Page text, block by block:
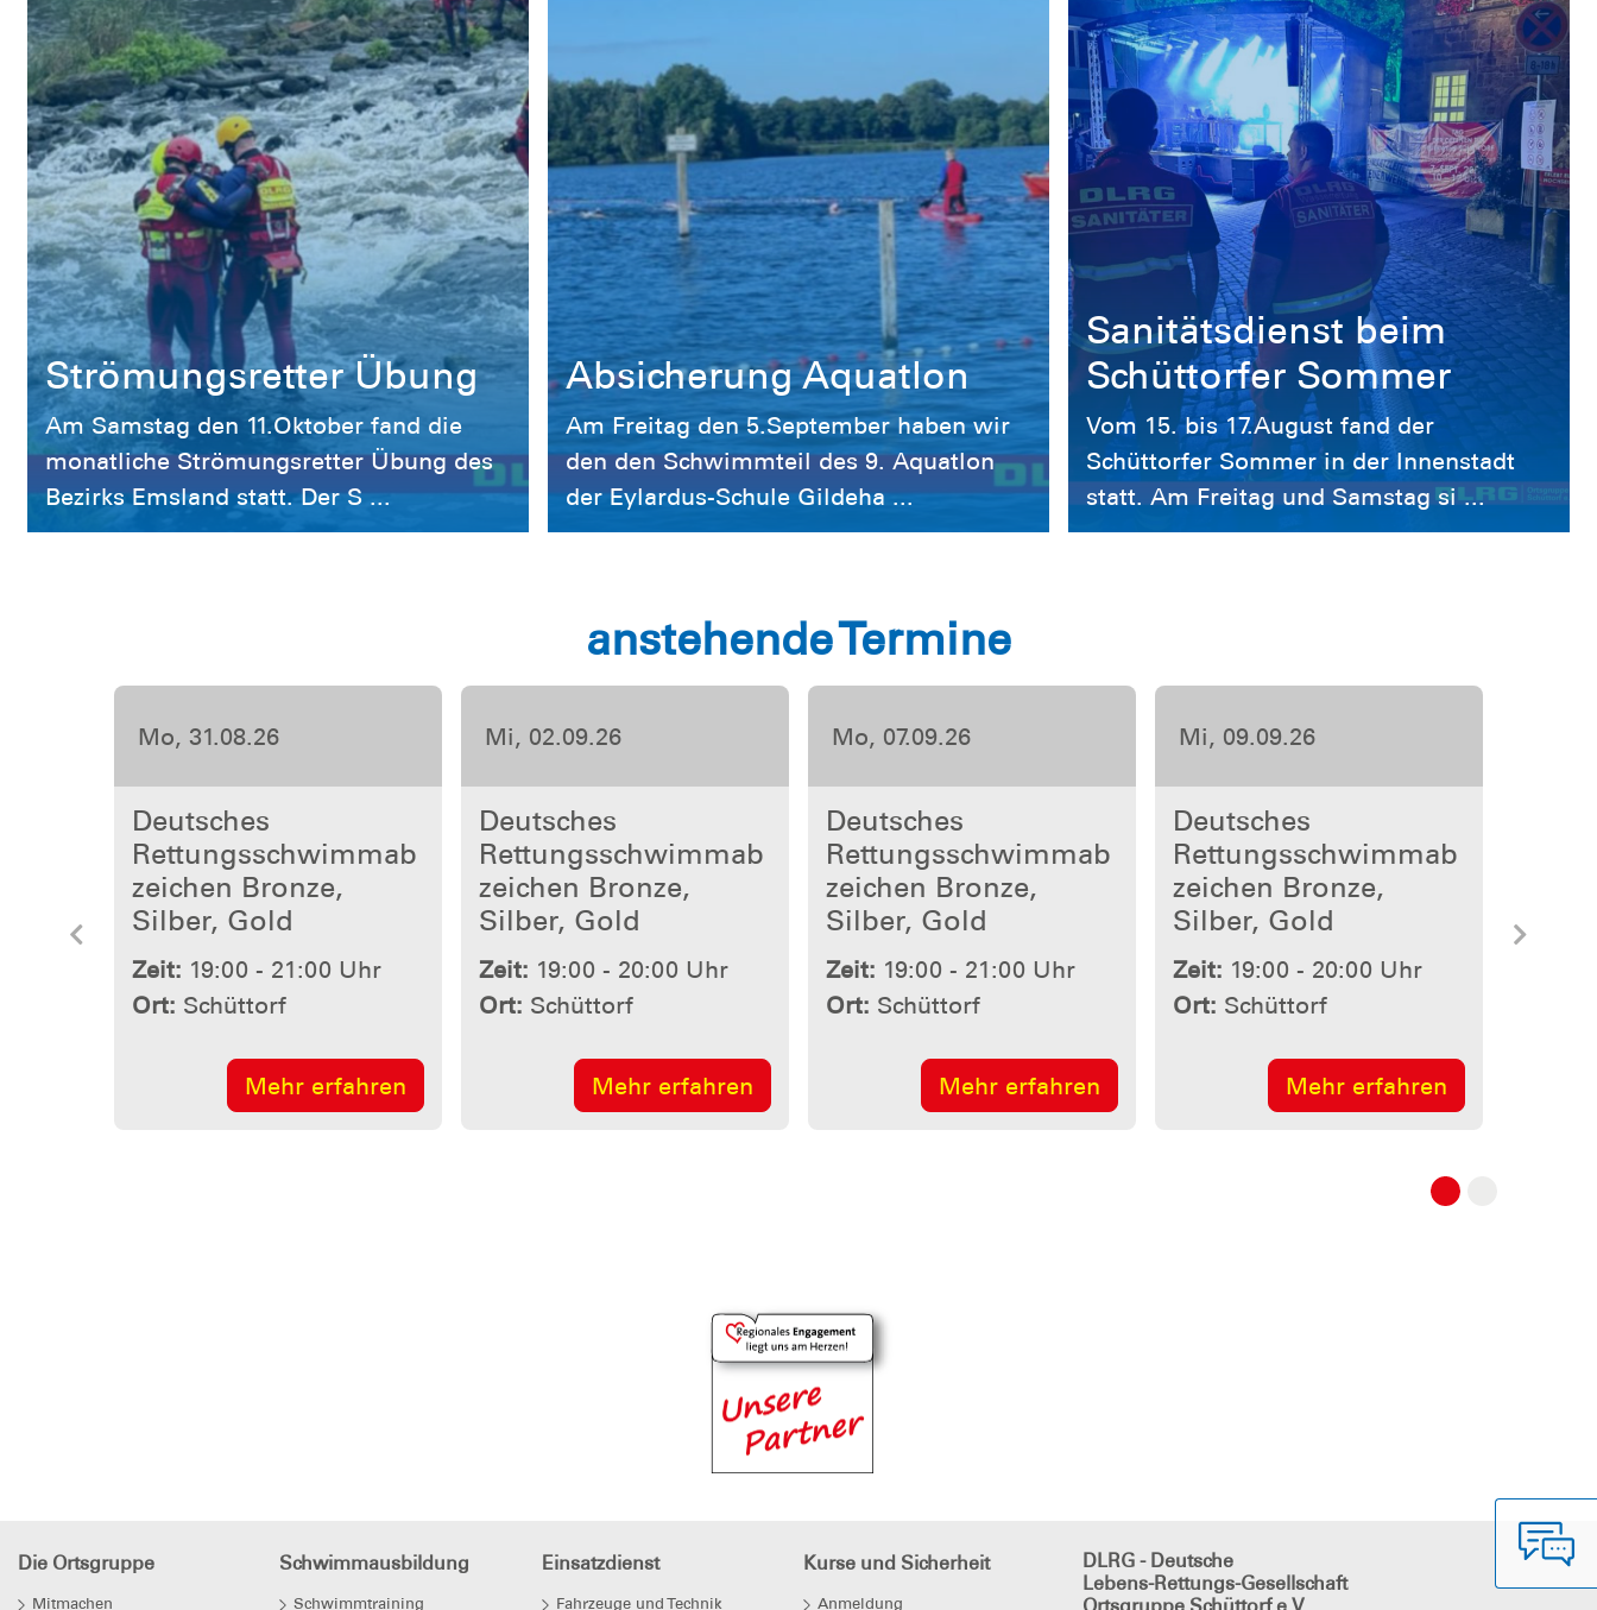
Strömungsretter Übung
Am Samstag den 11.Oktober fand die
monatliche Strömungsretter Übung des
Bezirks Emsland statt. Der S ...
Absicherung Aquatlon
Am Freitag den 5.September haben wir
den den Schwimmteil des 9. Aquatlon
der Eylardus-Schule Gildeha ...
Sanitätsdienst beim
Schüttorfer Sommer
Vom 15. bis 17.August fand der
Schüttorfer Sommer in der Innenstadt
statt. Am Freitag und Samstag si ...
anstehende Termine
Fr, 11.09.26
Deutsches
Rettungsschwimmab
zeichen Bronze,
Silber, Gold
Zeit:18:50 - 20:30 Uhr
Ort:Nordhorn
Mehr erfahren
Mi, 16.09.26
Deutsches
Rettungsschwimmab
zeichen Bronze,
Silber, Gold
Zeit: 19:00 - 20:00 Uhr
Ort: Schüttorf
Mehr erfahren
Fr, 18.09.26
Deutsches
Rettungsschwimmab
zeichen Bronze,
Silber, Gold
Zeit: 18:50 - 20:30 Uhr
Ort: Nordhorn
Mehr erfahren
Mi, 23.09.26
Deutsches
Rettungsschwimmab
zeichen Bronze,
Silber, Gold
Zeit:19:00 - 20:00 Uhr
Ort:Schüttorf
Mehr erfahren
Vorherige
Die Ortsgruppe
Mitmachen
Schwimmausbildung
Schwimmtraining
Einsatzdienst
Fahrzeuge und Technik
Kurse und Sicherheit
Anmeldung
DLRG - Deutsche
Lebens-Rettungs-Gesellschaft